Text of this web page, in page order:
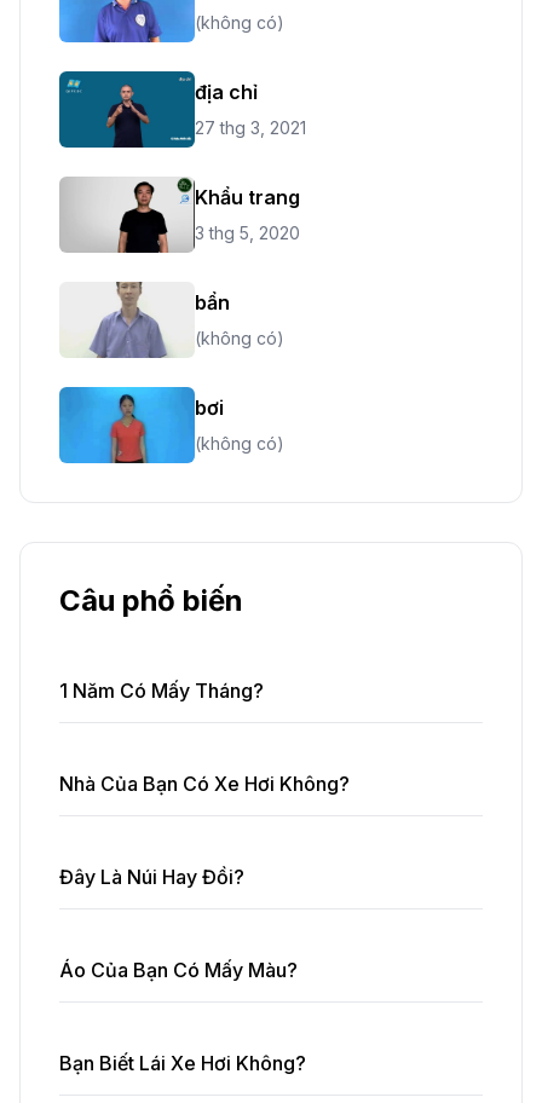
(không có)
địa chỉ
27 thg 3, 2021
Khẩu trang
3 thg 5, 2020
bẩn
(không có)
bơi
(không có)
Câu phổ biến
1 Năm Có Mấy Tháng?
Nhà Của Bạn Có Xe Hơi Không?
Đây Là Núi Hay Đồi?
Áo Của Bạn Có Mấy Màu?
Bạn Biết Lái Xe Hơi Không?